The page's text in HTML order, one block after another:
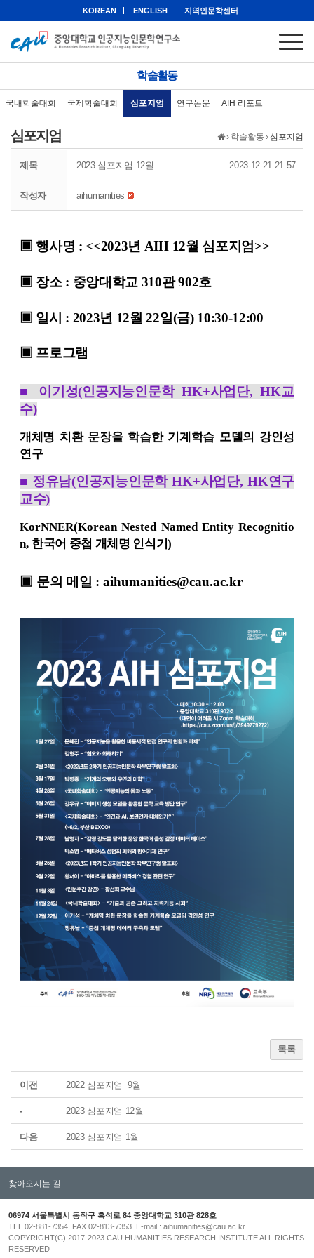
KOREAN ENGLISH 지역인문학센터
학술활동
국내학술대회 국제학술대회 심포지엄 연구논문 AIH 리포트
› 학술활동 › 심포지엄
심포지엄
제목 2023 심포지엄 12월 2023-12-21 21:57
작성자 aihumanities
▣ 행사명 : <<2023년 AIH 12월 심포지엄>>
▣ 장소 : 중앙대학교 310관 902호
▣ 일시 : 2023년 12월 22일(금) 10:30-12:00
▣ 프로그램
■ 이기성(인공지능인문학 HK+사업단, HK교
수)
개체명 치환 문장을 학습한 기계학습 모델의 강인성
연구
■ 정유남(인공지능인문학 HK+사업단, HK연구
교수)
KorNNER(Korean Nested Named Entity Recognitio
n, 한국어 중첩 개체명 인식기)
▣ 문의 메일 :aihumanities@cau.ac.kr
목록
이전 2022 심포지엄_9월
- 2023 심포지엄 12월
다음 2023 심포지엄 1월
찾아오시는 길
06974 서울특별시 동작구 흑석로 84 중앙대학교 310관 828호
TEL 02-881-7354 FAX 02-813-7353 E-mail : aihumanities@cau.ac.kr
COPYRIGHT(C) 2017-2023 CAU HUMANITIES RESEARCH INSTITUTE ALL RIGHTS
RESERVED